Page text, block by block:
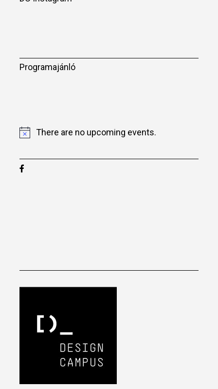
Programajánló
There are no upcoming events.